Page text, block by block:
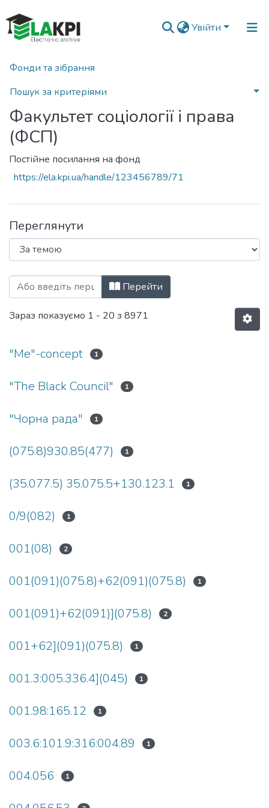
Увійти
Фонди та зібрання
Пошук за критеріями
Головна
Факультет соціології і права
(ФСП)
Постійне посилання на фонд
https://ela.kpi.ua/handle/123456789/71
Переглянути
Перегляд Факультет соціології і
Перейти
Зараз показуємо 1 - 20 з 8971
"Me"-concept 1
"The Black Council" 1
"Чорна рада" 1
(075.8)930.85(477) 1
(35.077.5) 35.075.5+130.123.1 1
0/9(082) 1
001(08) 2
001(091)(075.8)+62(091)(075.8) 1
001(091)+62(091)](075.8) 2
001+62](091)(075.8) 1
001.3:005.336.4](045) 1
001.98:165.12 1
003.6:101.9:316:004.89 1
004.056 1